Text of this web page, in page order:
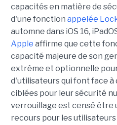
capacités en matière de
d'une fonction appelée
automne dans iOS 16,
Apple affirme que cette
capacité majeure de son
extrême et optionnelle
d'utilisateurs qui font face à
ciblées pour leur sécurité
verrouillage est censé être
recours pour les